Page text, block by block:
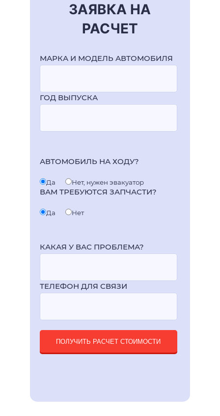
ЗАЯВКА НА
РАСЧЕТ
МАРКА И МОДЕЛЬ АВТОМОБИЛЯ
ГОД ВЫПУСКА
АВТОМОБИЛЬ НА ХОДУ?
Да Нет, нужен эвакуатор
ВАМ ТРЕБУЮТСЯ ЗАПЧАСТИ?
Да Нет
КАКАЯ У ВАС ПРОБЛЕМА?
ТЕЛЕФОН ДЛЯ СВЯЗИ
ПОЛУЧИТЬ РАСЧЕТ СТОИМОСТИ